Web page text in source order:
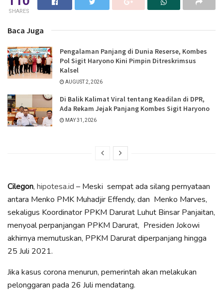
SHARES
Baca Juga
Pengalaman Panjang di Dunia Reserse, Kombes
Pol Sigit Haryono Kini Pimpin Ditreskrimsus
Kalsel
AUGUST 2, 2026
Di Balik Kalimat Viral tentang Keadilan di DPR,
Ada Rekam Jejak Panjang Kombes Sigit Haryono
MAY 31, 2026
Cilegon, hipotesa.id – Meski sempat ada silang pernyataan
antara Menko PMK Muhadjir Effendy, dan Menko Marves,
sekaligus Koordinator PPKM Darurat Luhut Binsar Panjaitan,
menyoal perpanjangan PPKM Darurat, Presiden Jokowi
akhirnya memutuskan, PPKM Darurat diperpanjang hingga
25 Juli 2021.
Jika kasus corona menurun, pemerintah akan melakukan
pelonggaran pada 26 Juli mendatang.